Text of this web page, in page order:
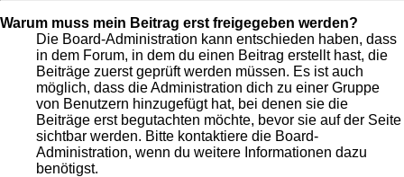
Warum muss mein Beitrag erst freigegeben werden?
Die Board-Administration kann entschieden haben, dass
in dem Forum, in dem du einen Beitrag erstellt hast, die
Beiträge zuerst geprüft werden müssen. Es ist auch
möglich, dass die Administration dich zu einer Gruppe
von Benutzern hinzugefügt hat, bei denen sie die
Beiträge erst begutachten möchte, bevor sie auf der Seite
sichtbar werden. Bitte kontaktiere die Board-
Administration, wenn du weitere Informationen dazu
benötigst.